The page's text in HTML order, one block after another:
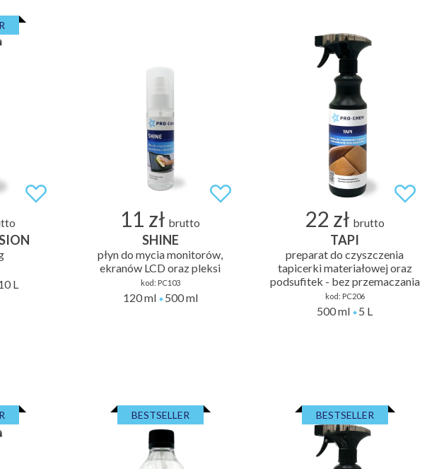
L
11 zł brutto
SHINE
płyn do mycia monitorów,
ekranów LCD oraz pleksi
kod: PC103
120 ml 500 ml
22 zł brutto
TAPI
preparat do czyszczenia
tapicerki materiałowej oraz
podsufitek - bez przemaczania
kod: PC206
500 ml 5 L
BESTSELLER BESTSELLER